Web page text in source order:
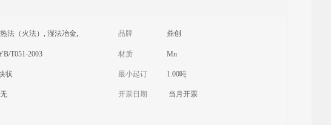
热法（火法）, 湿法冶金,
T051-2003
状
无
品牌 鼎创
材质 Mn
最小起订 1.00吨
开票日期 当月开票